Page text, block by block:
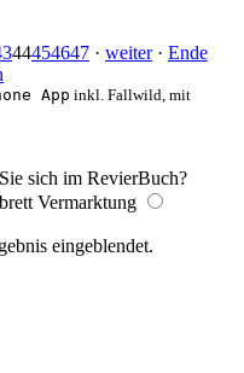
44454647 · weiter· Ende
App inkl. Fallwild, mit
sich im RevierBuch?
Vermarktung
eingeblendet.